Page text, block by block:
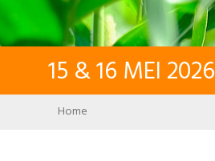
15 &16 MEI 2026
Breadcrumb
Home